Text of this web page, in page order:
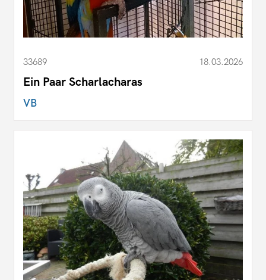
33689 18.03.2026
Ein Paar Scharlacharas
VB